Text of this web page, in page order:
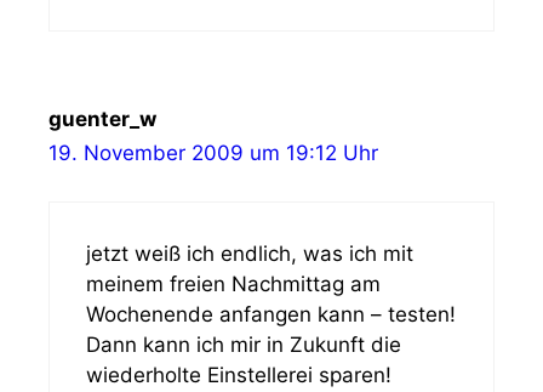
guenter_w
19. November 2009 um 19:12 Uhr
jetzt weiß ich endlich, was ich mit
meinem freien Nachmittag am
Wochenende anfangen kann – testen!
Dann kann ich mir in Zukunft die
wiederholte Einstellerei sparen!